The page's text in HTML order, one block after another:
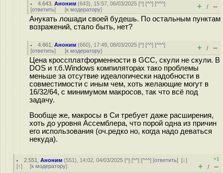
4.643 ,Аноним (643), 15:57, 06/03/2025 [^] [^^] [^^^]
[ответить] [к модератору] + / –
Анукать лошади своей будешь. По остальным пунктам
возражений, стало быть, нет?
4.661 ,Аноним (660), 17:49, 08/03/2025 [^] [^^] [^^^]
[ответить] [к модератору] + / –
Цена кроссплатформенности в GCC, скули не скули. В
DOS и т.б.Windows компиляторах тако проблемы
меньше за отсутвие идеалогически надобности в
совместимости с иным чем, хоть желающие могут в
16/32/64, с минимумом макросов, так что всё под
задачу.
Вообще же, макросы в Си требует даже расширения,
хоть до уровня Ассемблера, что порой одна из причин
его использования (оч.редко но, когда надо деваться
некуда).
2.551 ,Аноним (551), 14:02, 04/03/2025 [^] [^^] [^^^] [ответить][↓]
[↑] [к модератору]
+1
+ / –